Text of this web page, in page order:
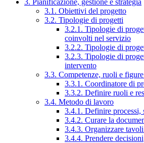
3. Pianificazione, gestione e strategia
3.1. Obiettivi del progetto
3.2. Tipologie di progetti
3.2.1. Tipologie di
coinvolti nel servizio
3.2.2. Tipologie di
3.2.3. Tipologie di
intervento
3.3. Competenze, ruoli e
3.3.1. Coordinatore di
3.3.2. Definire ruoli e
3.4. Metodo di lavoro
3.4.1. Definire processi,
3.4.2. Curare la
3.4.3. Organizzare
3.4.4. Prendere decisioni